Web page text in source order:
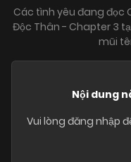
Các tình yêu đang đọc
Độc Thân - Chapter 3
mũi
Nội dung
Vui lòng đăng nhập